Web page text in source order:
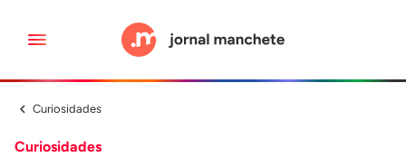
Curiosidades
Curiosidades